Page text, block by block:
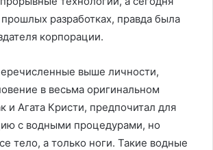
разработках, правда была
корпорации.
выше личности,
в весьма оригинальном
и Агата Кристи, предпочитал для
с водными процедурами, но
тело, а только ноги. Такие водные